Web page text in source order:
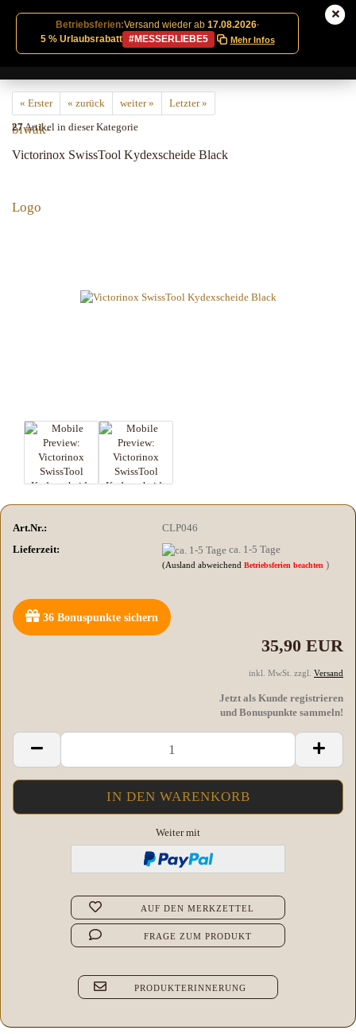
Betriebsferien:Versand wieder ab 17.08.2026·
5 % Urlaubsrabatt
#MESSERLIEBE5 Mehr Infos
« Erster « zurück weiter »
Letzter »
27Artikel in dieser Kategorie
Victorinox SwissTool Kydexscheide Black
Art.Nr.:
CLP046
Lieferzeit:
ca. 1-5 Tage
(Ausland abweichendBetriebsferien beachten )
36 Bonuspunkte sichern
35,90 EUR
inkl. MwSt. zzgl. Versand
Jetzt als Kunde registrieren
und Bonuspunkte sammeln!
Weiter mit
AUF DEN MERKZETTEL
FRAGE ZUM PRODUKT
PRODUKTERINNERUNG